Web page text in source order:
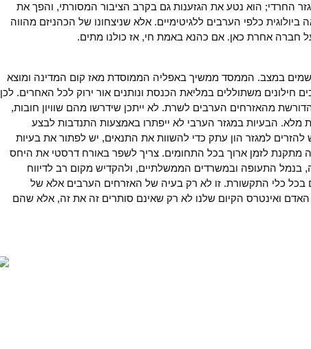
החרדי; הוא נטע את הגזענות גם בקרב הציבור המסורתי, והפך את
ביולוגית כלפי הערבים ללגיטימיים. אלא שניצחונו של הכהניזם מהווה
חברה אחרת כאן. אם כהנא באמת חי, אז כולנו מתים.
במצב. הממסד ממשיך באפליה הממוסדת מאז קום המדינה ומוצא
חילונים משתוללים במליאת הכנסת ונותנים אור ירוק לכל האחרים. לכן
מהאזרחים הערבים לשרת. לא ייתכן שידרשו מהם שוויון חובות,
מלא. הבעיות במגזר הערבי לא ייפתרו באמצעות התנדבות לבצע
להזרים למגזר הון עתק כדי להשוות את התנאים, יש לפתור את בעיות
מתקנת לזמן ארוך בכל התחומים. צריך לשפר באורח דרסטי את היחס
התעופה ובמשרדים הממשלתיים, ולהקדיש מקום רב לדיווח
כלי התקשורת. זו לא רק בעיה של האזרחים הערבים אלא של
ואינטרס הקיום שלנו לא רק שאינם סותרים זה את זה, אלא שהם